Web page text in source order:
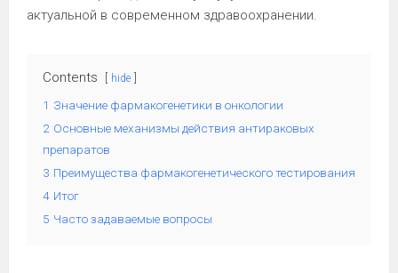
актуальной в современном здравоохранении.
Contents hide
1 Значение фармакогенетики в онкологии
2 Основные механизмы действия антираковых
препаратов
3 Преимущества фармакогенетического тестирования
4 Итог
5 Часто задаваемые вопросы